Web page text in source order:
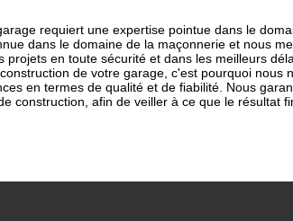
requiert une expertise pointue dans le
dans le domaine de la maçonnerie et nous
en toute sécurité et dans les meilleurs
de votre garage, c'est pourquoi nous
en termes de qualité et de fiabilité. Nous
construction, afin de veiller à ce que le résultat